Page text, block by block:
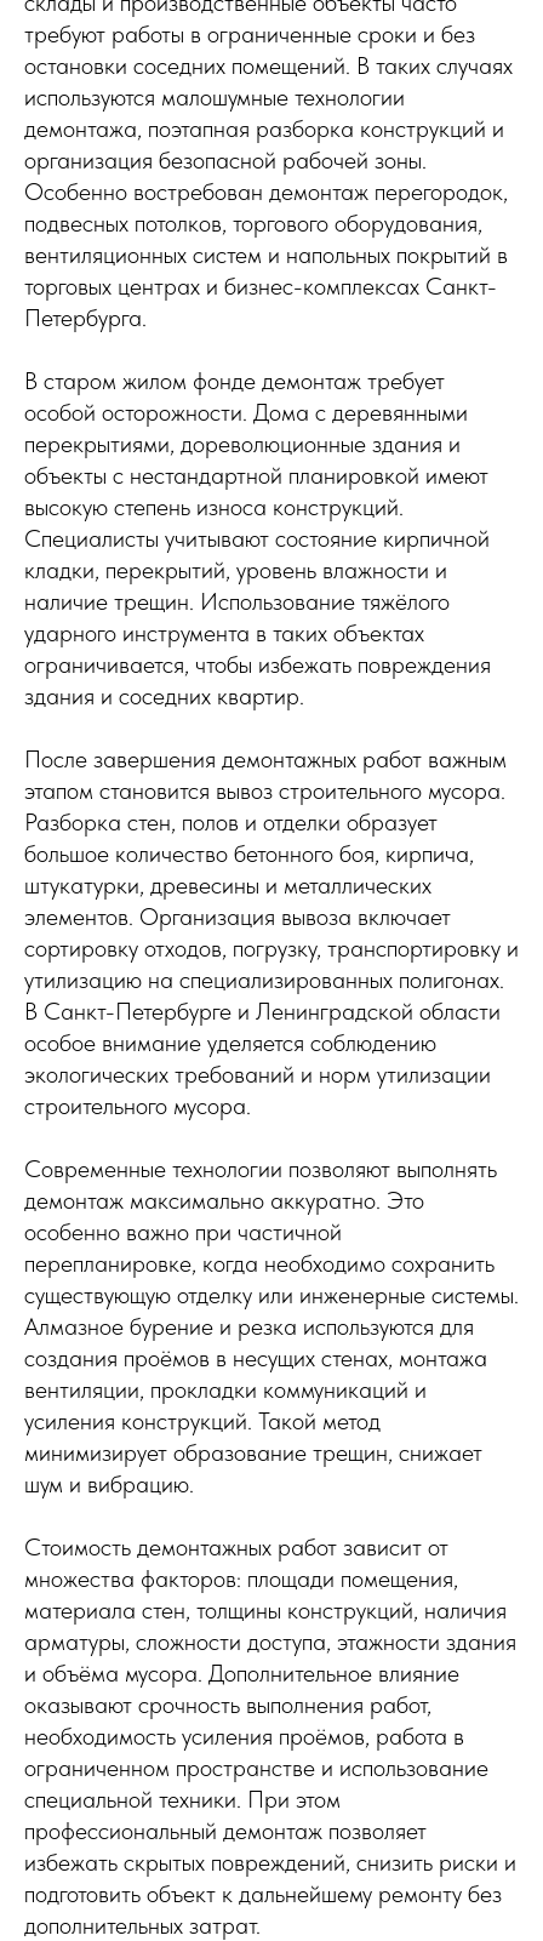
требуют работы в ограниченные сроки и без
остановки соседних помещений. В таких случаях
используются малошумные технологии
демонтажа, поэтапная разборка конструкций и
организация безопасной рабочей зоны.
Особенно востребован демонтаж перегородок,
подвесных потолков, торгового оборудования,
вентиляционных систем и напольных покрытий в
торговых центрах и бизнес-комплексах Санкт-
Петербурга.
В старом жилом фонде демонтаж требует
особой осторожности. Дома с деревянными
перекрытиями, дореволюционные здания и
объекты с нестандартной планировкой имеют
высокую степень износа конструкций.
Специалисты учитывают состояние кирпичной
кладки, перекрытий, уровень влажности и
наличие трещин. Использование тяжёлого
ударного инструмента в таких объектах
ограничивается, чтобы избежать повреждения
здания и соседних квартир.
После завершения демонтажных работ важным
этапом становится вывоз строительного мусора.
Разборка стен, полов и отделки образует
большое количество бетонного боя, кирпича,
штукатурки, древесины и металлических
элементов. Организация вывоза включает
сортировку отходов, погрузку, транспортировку и
утилизацию на специализированных полигонах.
В Санкт-Петербурге и Ленинградской области
особое внимание уделяется соблюдению
экологических требований и норм утилизации
строительного мусора.
Современные технологии позволяют выполнять
демонтаж максимально аккуратно. Это
особенно важно при частичной
перепланировке, когда необходимо сохранить
существующую отделку или инженерные системы.
Алмазное бурение и резка используются для
создания проёмов в несущих стенах, монтажа
вентиляции, прокладки коммуникаций и
усиления конструкций. Такой метод
минимизирует образование трещин, снижает
шум и вибрацию.
Стоимость демонтажных работ зависит от
множества факторов: площади помещения,
материала стен, толщины конструкций, наличия
арматуры, сложности доступа, этажности здания
и объёма мусора. Дополнительное влияние
оказывают срочность выполнения работ,
необходимость усиления проёмов, работа в
ограниченном пространстве и использование
специальной техники. При этом
профессиональный демонтаж позволяет
избежать скрытых повреждений, снизить риски и
подготовить объект к дальнейшему ремонту без
дополнительных затрат.